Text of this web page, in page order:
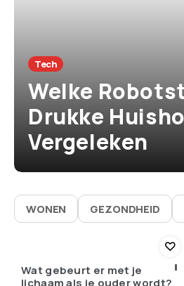
Tech
Welke
Drukke
Vergeleken
WONEN GEZONDHEID
Wat gebeurt er met je
lichaam als je ouder wordt?